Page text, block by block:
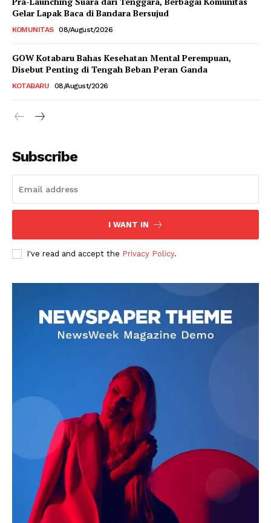
Gelar Lapak Baca di Bandara Bersujud
KOMUNITAS 08/August/2026
GOW Kotabaru Bahas Kesehatan Mental Perempuan,
Disebut Penting di Tengah Beban Peran Ganda
KOTABARU 08/August/2026
Subscribe
I WANT IN
I've read and accept the Privacy Policy.